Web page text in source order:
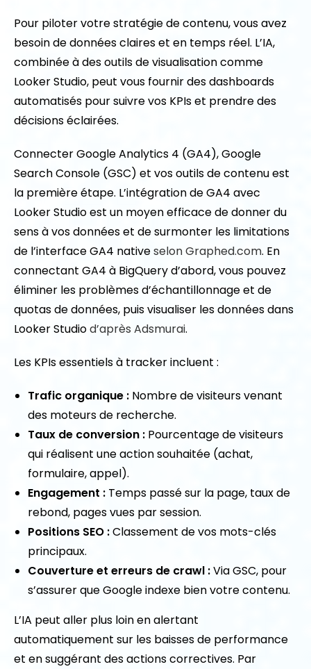
Pour piloter votre stratégie de contenu, vous avez
besoin de données claires et en temps réel. L’IA,
combinée à des outils de visualisation comme
Looker Studio, peut vous fournir des dashboards
automatisés pour suivre vos KPIs et prendre des
décisions éclairées.
Connecter Google Analytics 4 (GA4), Google
Search Console (GSC) et vos outils de contenu est
la première étape. L’intégration de GA4 avec
Looker Studio est un moyen efficace de donner du
sens à vos données et de surmonter les limitations
de l’interface GA4 nativeselon Graphed.com. En
connectant GA4 à BigQuery d’abord, vous pouvez
éliminer les problèmes d’échantillonnage et de
quotas de données, puis visualiser les données dans
Looker Studiod’après Adsmurai.
Les KPIs essentiels à tracker incluent :
Trafic organique : Nombre de visiteurs venant
des moteurs de recherche.
Taux de conversion : Pourcentage de visiteurs
qui réalisent une action souhaitée (achat,
formulaire, appel).
Engagement : Temps passé sur la page, taux de
rebond, pages vues par session.
Positions SEO :Classement de vos mots-clés
principaux.
Couverture et erreurs de crawl :Via GSC, pour
s’assurer que Google indexe bien votre contenu.
L’IA peut aller plus loin en alertant
automatiquement sur les baisses de performance
et en suggérant des actions correctives. Par